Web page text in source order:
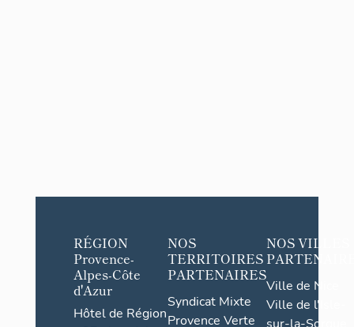
RÉGION
Provence-
Alpes-Côte
d'Azur
Hôtel de Région
NOS
TERRITOIRES
PARTENAIRES
Syndicat Mixte
Provence Verte
NOS VILLES
Ville de Nice
Ville de l'Isle-